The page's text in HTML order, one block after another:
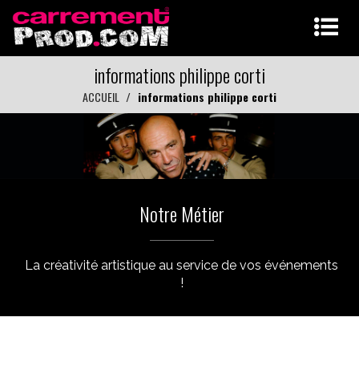
informations philippe corti
ACCUEIL informations philippe corti
Notre Métier
La créativité artistique au service de vos événements
!